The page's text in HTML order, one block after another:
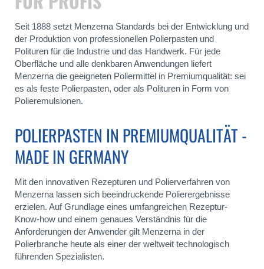
Seit 1888 setzt Menzerna Standards bei der Entwicklung und
der Produktion von professionellen Polierpasten und
Polituren für die Industrie und das Handwerk. Für jede
Oberfläche und alle denkbaren Anwendungen liefert
Menzerna die geeigneten Poliermittel in Premiumqualität: sei
es als feste Polierpasten, oder als Polituren in Form von
Polieremulsionen.
POLIERPASTEN IN PREMIUMQUALITÄT -
MADE IN GERMANY
Mit den innovativen Rezepturen und Polierverfahren von
Menzerna lassen sich beeindruckende Polierergebnisse
erzielen. Auf Grundlage eines umfangreichen Rezeptur-
Know-how und einem genaues Verständnis für die
Anforderungen der Anwender gilt Menzerna in der
Polierbranche heute als einer der weltweit technologisch
führenden Spezialisten.